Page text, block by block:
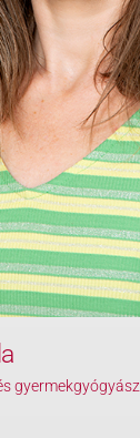
gyermekgyógyász